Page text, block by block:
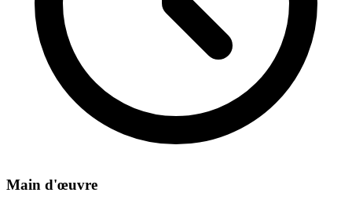
Main d'œuvre